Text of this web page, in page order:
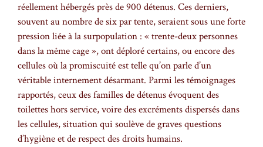
réellement hébergés près de 900 détenus. Ces derniers,
souvent au nombre de six par tente, seraient sous une forte
pression liée à la surpopulation : « trente-deux personnes
dans la même cage », ont déploré certains, ou encore des
cellules où la promiscuité est telle qu’on parle d’un
véritable internement désarmant. Parmi les témoignages
rapportés, ceux des familles de détenus évoquent des
toilettes hors service, voire des excréments dispersés dans
les cellules, situation qui soulève de graves questions
d’hygiène et de respect des droits humains.